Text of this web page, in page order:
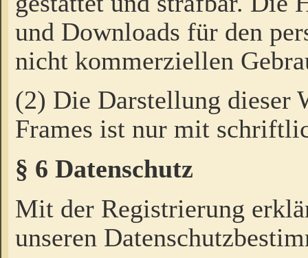
und Downloads für den
nicht kommerziellen
(2) Die Darstellung dieser
Frames ist nur mit
§ 6 Datenschutz
Mit der Registrierung
unseren